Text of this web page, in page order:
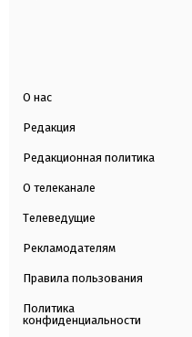
О нас
Редакция
Редакционная политика
О телеканале
Телеведущие
Рекламодателям
Правила пользования
Политика
конфиденциальности